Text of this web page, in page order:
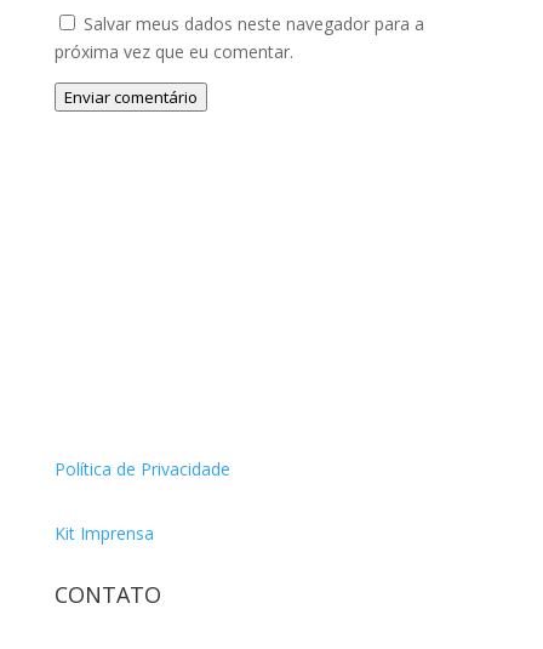
Salvar meus dados neste navegador para a
próxima vez que eu comentar.
Enviar comentário
Política de Privacidade
Kit Imprensa
CONTATO